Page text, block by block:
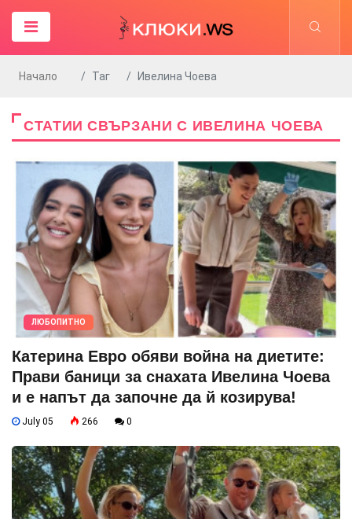
Начало Таг Ивелина Чоева
СТАТИИ СВЪРЗАНИ С ИВЕЛИНА ЧОЕВА
ЛЮБОПИТНО
Катерина Евро обяви война на диетите:
Прави баници за снахата Ивелина Чоева
и е напът да започне да й козирува!
July 05 266 0